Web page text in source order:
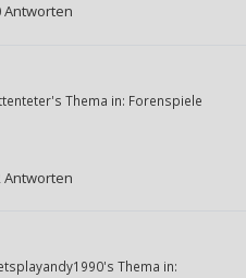
Antworten
's Thema in: Forenspiele
Antworten
's Thema in: